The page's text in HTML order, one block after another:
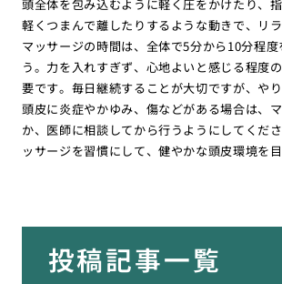
頭全体を包み込むように軽く圧をかけたり、
軽くつまんで離したりするような動きで、リラ
マッサージの時間は、全体で5分から10分程
う。力を入れすぎず、心地よいと感じる程度
要です。毎日継続することが大切ですが、やり
頭皮に炎症やかゆみ、傷などがある場合は、
か、医師に相談してから行うようにしてくだ
ッサージを習慣にして、健やかな頭皮環境を
投稿記事一覧